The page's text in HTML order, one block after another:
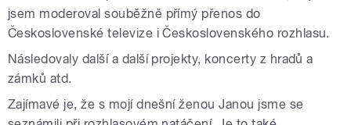
jsem moderoval souběžně přímý přenos do
Československé televize i Československého rozhlasu.
Následovaly další a další projekty, koncerty z hradů a
zámků atd.
Zajímavé je, že s mojí dnešní ženou Janou jsme se